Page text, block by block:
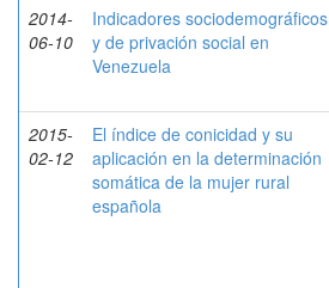
2014-
06-10
Indicadores sociodemográficos
y de privación social en
Venezuela
2015-
02-12
El índice de conicidad y su
aplicación en la determinación
somática de la mujer rural
española